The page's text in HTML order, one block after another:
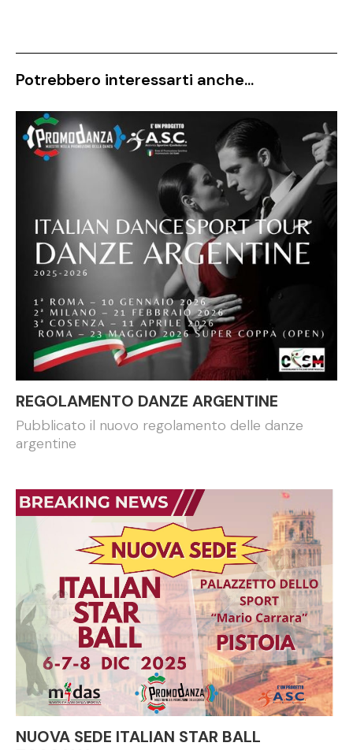
Potrebbero interessarti anche...
REGOLAMENTO DANZE ARGENTINE
Pubblicato il nuovo regolamento delle danze
argentine
NUOVA SEDE ITALIAN STAR BALL